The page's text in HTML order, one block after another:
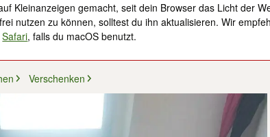
Kleinanzeigen gemacht, seit dein Browser das Licht der
nutzen zu können, solltest du ihn aktualisieren. Wir
Safari, falls du macOS benutzt.
Verschenken